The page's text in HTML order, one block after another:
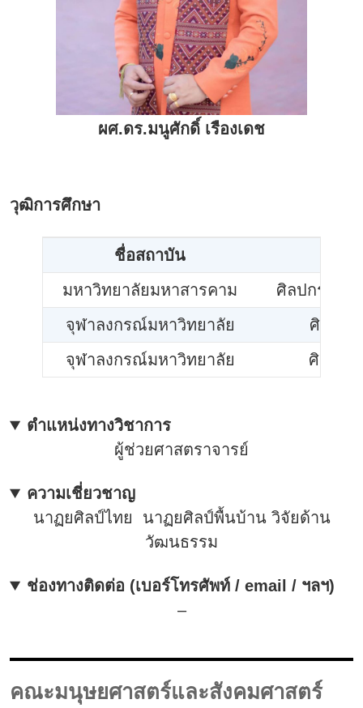
ผศ.ดร.มนูศักดิ์ เรืองเดช
วุฒิการศึกษา
ชื่อสถาบัน
มหาวิทยาลัยมหาสารคาม
ศิลปกรรม
จุฬาลงกรณ์มหาวิทยาลัย
ศิลปศ
จุฬาลงกรณ์มหาวิทยาลัย
ศิลปศ
ตำแหน่งทางวิชาการ
ผู้ช่วยศาสตราจารย์
ความเชี่ยวชาญ
นาฏยศิลป์ไทย นาฏยศิลป์พื้นบ้าน วิจัยด้าน
วัฒนธรรม
ช่องทางติดต่อ (เบอร์โทรศัพท์ / email / ฯลฯ)
–
คณะมนุษยศาสตร์และสังคมศาสตร์